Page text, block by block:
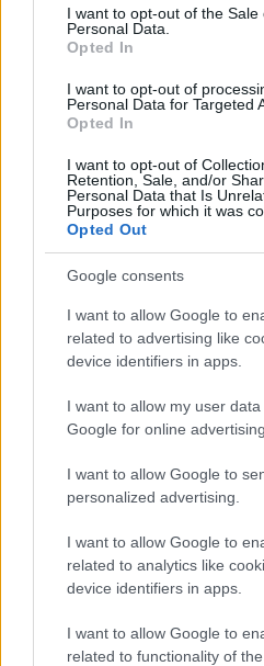
consent section.
I want to opt-out of the Sale
Personal Data.
Opted In
I want to opt-out of
Personal Data for Targeted
Opted In
I want to opt-out of
Retention, Sale, and/or
Personal Data that Is
Purposes for which it was
Opted Out
Google consents
I want to allow Google to
related to advertising like
device identifiers in apps.
I want to allow my user
Google for online
I want to allow Google to
personalized advertising.
I want to allow Google to
related to analytics like
device identifiers in apps.
I want to allow Google to
related to functionality of
galériatulajdonos is
FM rádióban. A nyugati
Ermitázsnak nagyjából
visszaadnia
szentpétervári
Pjotrovszkij, aki ellenzi
újraegyesítésének
inkább virtuális
festményeket.
A moszkvai Puskin
ma 670 ezer művészeti
minden évben többször
nagy képtárai
Salvador Dali,
Blake műveit is láthatta
2010-ben pedig
múzeumok, képtárak
Tiziano, a velencei érett
legnagyobb festőjének
kiállítás a moszkvai
Múzeumban.